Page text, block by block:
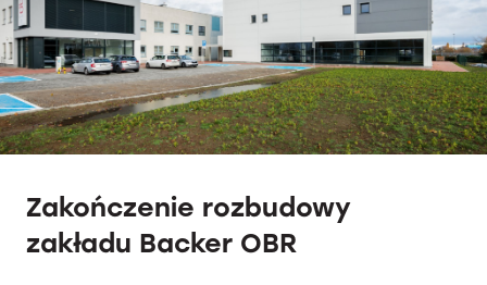
Zakończenie rozbudowy
zakładu Backer OBR